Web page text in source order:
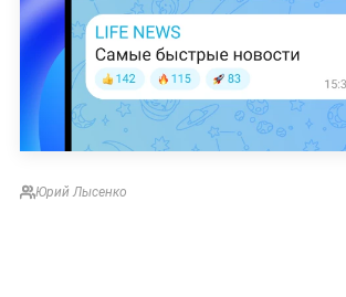
Юрий Лысенко